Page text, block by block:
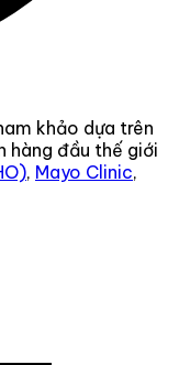
khảo dựa trên
hàng đầu thế giới
, Mayo Clinic,